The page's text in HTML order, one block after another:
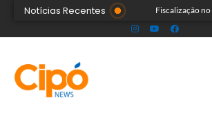
Notícias Recentes